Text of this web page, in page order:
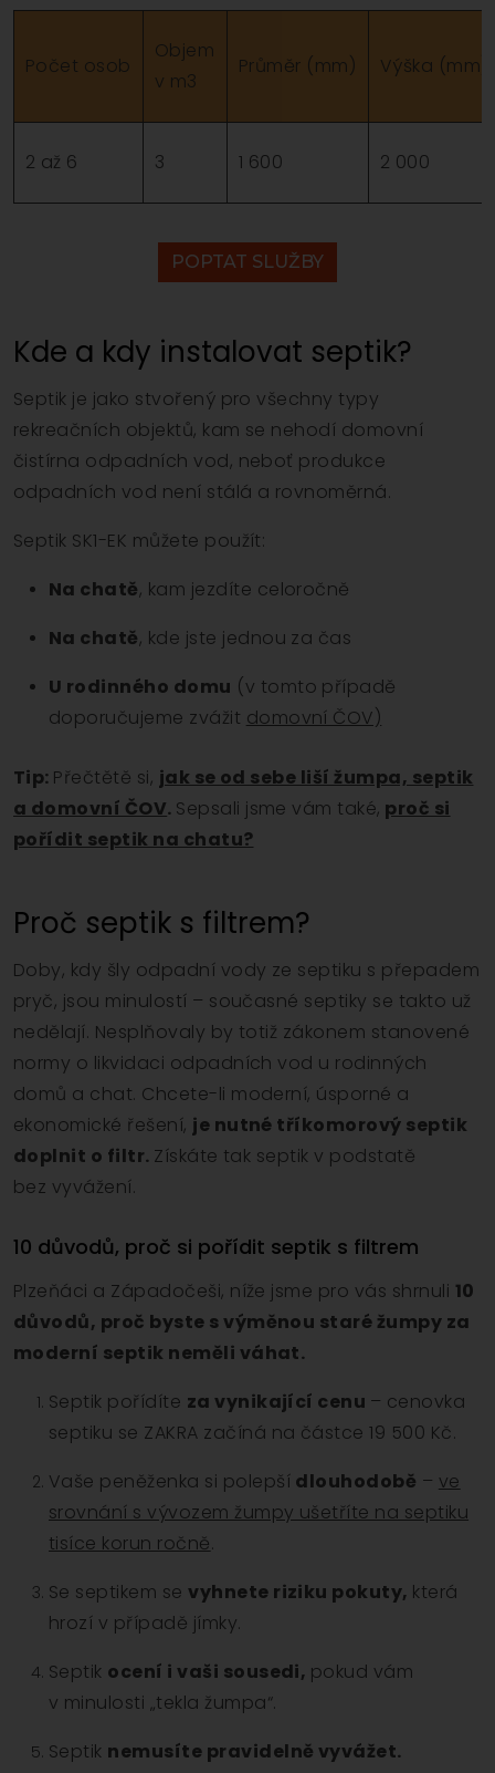
Počet osob
Objem
v m3
Průměr (mm) Výška (mm)
2 až 6 3 1 600 2 000
POPTAT SLUŽBY
Kde a kdy instalovat septik?
Septik je jako stvořený pro všechny typy
rekreačních objektů, kam se nehodí domovní
čistírna odpadních vod, neboť produkce
odpadních vod není stálá a rovnoměrná.
Septik SK1-EK můžete použít:
Na chatě, kam jezdíte celoročně
Na chatě, kde jste jednou za čas
U rodinného domu (v tomto případě
doporučujeme zvážit domovní ČOV)
Tip: Přečtětě si, jak se od sebe liší žumpa, septik
a domovní ČOV. Sepsali jsme vám také, proč si
pořídit septik na chatu?
Proč septik s filtrem?
Doby, kdy šly odpadní vody ze septiku s přepadem
pryč, jsou minulostí – současné septiky se takto už
nedělají. Nesplňovaly by totiž zákonem stanovené
normy o likvidaci odpadních vod u rodinných
domů a chat. Chcete-li moderní, úsporné a
ekonomické řešení, je nutné tříkomorový septik
doplnit o filtr. Získáte tak septik v podstatě
bez vyvážení.
10 důvodů, proč si pořídit septik s filtrem
Plzeňáci a Západočeši, níže jsme pro vás shrnuli 10
důvodů, proč byste s výměnou staré žumpy za
moderní septik neměli váhat.
Septik pořídíte za vynikající cenu – cenovka
septiku se ZAKRA začíná na částce 19 500 Kč.
Vaše peněženka si polepší dlouhodobě – ve
srovnání s vývozem žumpy ušetříte na septiku
tisíce korun ročně.
Se septikem sevyhnete riziku pokuty, která
hrozí v případě jímky.
Septik ocení i vaši sousedi, pokud vám
v minulosti „tekla žumpa“.
Septik nemusíte pravidelně vyvážet.